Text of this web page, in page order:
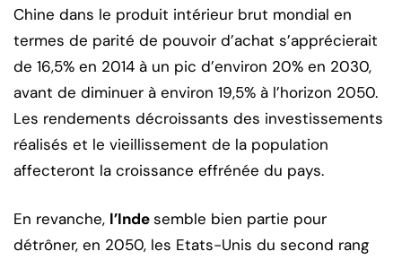
Chine dans le produit intérieur brut mondial en
termes de parité de pouvoir d’achat s’apprécierait
de 16,5% en 2014 à un pic d’environ 20% en 2030,
avant de diminuer à environ 19,5% à l’horizon 2050.
Les rendements décroissants des investissements
réalisés et le vieillissement de la population
affecteront la croissance effrénée du pays.
En revanche, l’Indesemble bien partie pour
détrôner, en 2050, les Etats-Unis du second rang